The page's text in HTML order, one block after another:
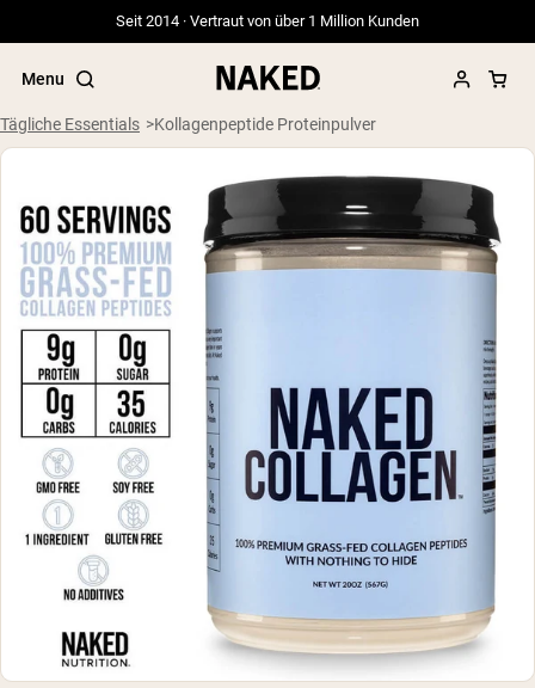
Seit 2014 · Vertraut von über 1 Million Kunden
Menu
Beliebte Suchbegriffe
”Protein Powder“
”Overnight Oats“
”Vegan protein“
”Collagen“
”Micellar Casein“
Tägliche Essentials Kollagenpeptide Proteinpulver